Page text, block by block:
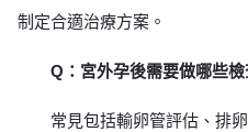
制定合適治療方案。
Q：宮外孕後需要做哪些檢
常見包括輸卵管評估、排